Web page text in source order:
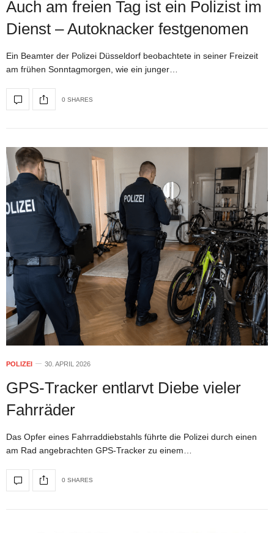
Auch am freien Tag ist ein Polizist im
Dienst – Autoknacker festgenomen
Ein Beamter der Polizei Düsseldorf beobachtete in seiner Freizeit
am frühen Sonntagmorgen, wie ein junger…
0 SHARES
POLIZEI 30. APRIL 2026
GPS-Tracker entlarvt Diebe vieler
Fahrräder
Das Opfer eines Fahrraddiebstahls führte die Polizei durch einen
am Rad angebrachten GPS-Tracker zu einem…
0 SHARES